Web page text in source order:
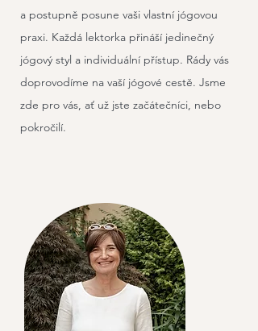
a postupně posune vaši vlastní jógovou
praxi. Každá lektorka přináší jedinečný
jógový styl a individuální přístup. Rády vás
doprovodíme na vaší jógové cestě. Jsme
zde pro vás, ať už jste začátečníci, nebo
pokročilí.